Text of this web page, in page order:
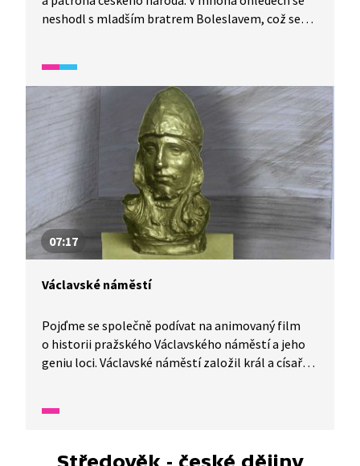
neshodl s mladším bratrem Boleslavem, což se
07:17
Václavské náměstí
Pojďme se společně podívat na animovaný film
o historii pražského Václavského náměstí a jeho
geniu loci. Václavské náměstí založil král a císař
století navrhl K. H. Borovský, aby se náměstí
A od kdy tu stojí známý pomník? Jak se kůň, který
Středověk - české dějiny